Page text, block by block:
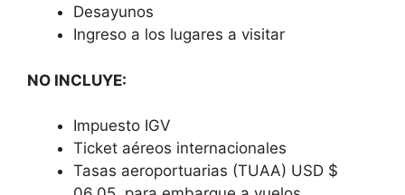
Desayunos
Ingreso a los lugares a visitar
NO INCLUYE:
Impuesto IGV
Ticket aéreos internacionales
Tasas aeroportuarias (TUAA) USD $